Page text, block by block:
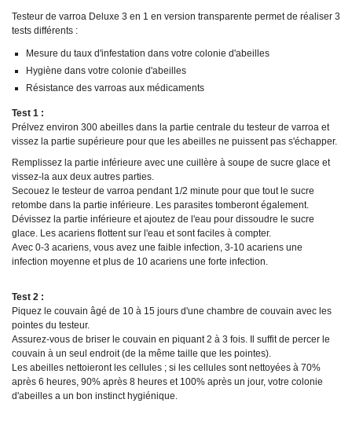
Testeur de varroa Deluxe 3 en 1 en version transparente permet de réaliser 3
tests différents :
Mesure du taux d'infestation dans votre colonie d'abeilles
Hygiène dans votre colonie d'abeilles
Résistance des varroas aux médicaments
Test 1 :
Prélvez environ 300 abeilles dans la partie centrale du testeur de varroa et
vissez la partie supérieure pour que les abeilles ne puissent pas s'échapper.
Remplissez la partie inférieure avec une cuillère à soupe de sucre glace et
vissez-la aux deux autres parties.
Secouez le testeur de varroa pendant 1/2 minute pour que tout le sucre
retombe dans la partie inférieure. Les parasites tomberont également.
Dévissez la partie inférieure et ajoutez de l'eau pour dissoudre le sucre
glace. Les acariens flottent sur l'eau et sont faciles à compter.
Avec 0-3 acariens, vous avez une faible infection, 3-10 acariens une
infection moyenne et plus de 10 acariens une forte infection.
Test 2 :
Piquez le couvain âgé de 10 à 15 jours d'une chambre de couvain avec les
pointes du testeur.
Assurez-vous de briser le couvain en piquant 2 à 3 fois. Il suffit de percer le
couvain à un seul endroit (de la même taille que les pointes).
Les abeilles nettoieront les cellules ; si les cellules sont nettoyées à 70%
après 6 heures, 90% après 8 heures et 100% après un jour, votre colonie
d'abeilles a un bon instinct hygiénique.